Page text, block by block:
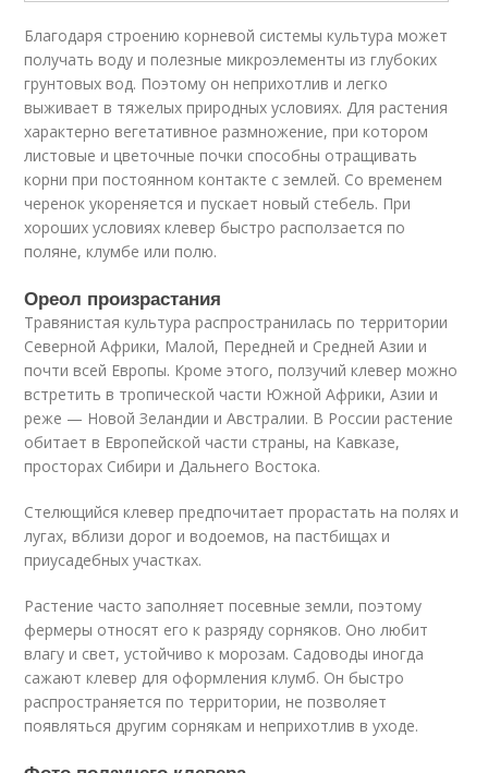
Благодаря строению корневой системы культура может
получать воду и полезные микроэлементы из глубоких
грунтовых вод. Поэтому он неприхотлив и легко
выживает в тяжелых природных условиях. Для растения
характерно вегетативное размножение, при котором
листовые и цветочные почки способны отращивать
корни при постоянном контакте с землей. Со временем
черенок укореняется и пускает новый стебель. При
хороших условиях клевер быстро расползается по
поляне, клумбе или полю.
Ореол произрастания
Травянистая культура распространилась по территории
Северной Африки, Малой, Передней и Средней Азии и
почти всей Европы. Кроме этого, ползучий клевер можно
встретить в тропической части Южной Африки, Азии и
реже — Новой Зеландии и Австралии. В России растение
обитает в Европейской части страны, на Кавказе,
просторах Сибири и Дальнего Востока.
Стелющийся клевер предпочитает прорастать на полях и
лугах, вблизи дорог и водоемов, на пастбищах и
приусадебных участках.
Растение часто заполняет посевные земли, поэтому
фермеры относят его к разряду сорняков. Оно любит
влагу и свет, устойчиво к морозам. Садоводы иногда
сажают клевер для оформления клумб. Он быстро
распространяется по территории, не позволяет
появляться другим сорнякам и неприхотлив в уходе.